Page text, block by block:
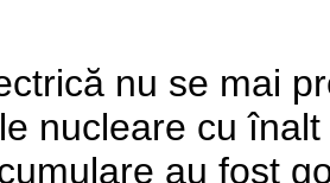
nu se mai
nucleare cu
au fost